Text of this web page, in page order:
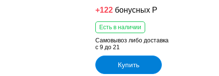
+122 бонусных Р
Есть в наличии
Самовывоз либо доставка
с 9 до 21
Купить